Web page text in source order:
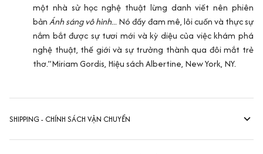
một nhà sử học nghệ thuật lừng danh viết nên phiên
bảnÁnh sáng vô hình... Nó đầy đam mê, lôi cuốn và thực sự
nắm bắt được sự tươi mới và kỳ diệu của việc khám phá
nghệ thuật, thế giới và sự trưởng thành qua đôi mắt trẻ
thơ.”Miriam Gordis, Hiệu sách Albertine, New York, NY.
SHIPPING - CHÍNH SÁCH VẬN CHUYỂN